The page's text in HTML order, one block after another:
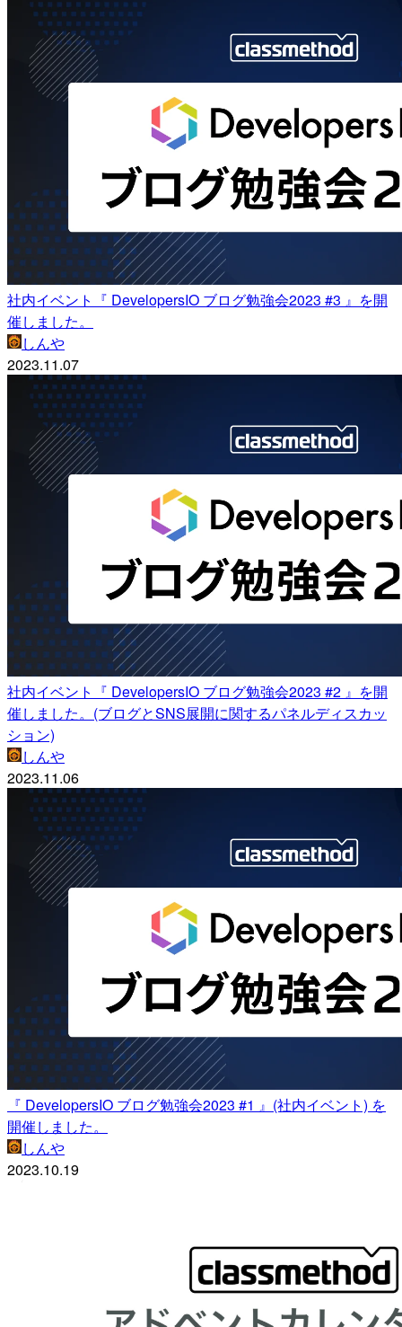
社内イベント『 DevelopersIO ブログ勉強会2023 #3 』を開
催しました。
しんや
2023.11.07
社内イベント『 DevelopersIO ブログ勉強会2023 #2 』を開
催しました。(ブログとSNS展開に関するパネルディスカッ
ション)
しんや
2023.11.06
『 DevelopersIO ブログ勉強会2023 #1 』(社内イベント) を
開催しました。
しんや
2023.10.19